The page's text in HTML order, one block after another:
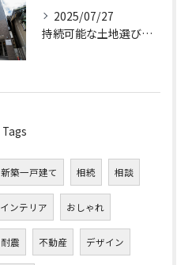
2025/07/27
持続可能な土地選びのポイント
Tags
新築一戸建て 相続 相談
インテリア おしゃれ
耐震 不動産 デザイン